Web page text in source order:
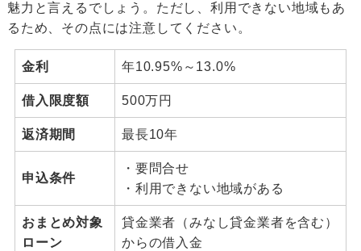
魅力と言えるでしょう。ただし、利用できない地域もあ
るため、その点には注意してください。
金利 年10.95%～13.0%
借入限度額 500万円
返済期間 最長10年
申込条件
・要問合せ
・利用できない地域がある
おまとめ対象
ローン
貸金業者（みなし貸金業者を含む）
からの借入金